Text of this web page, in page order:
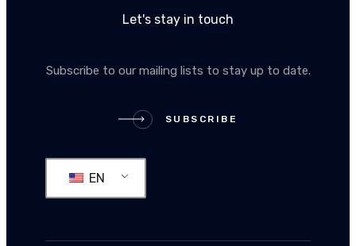
Let's stay in touch
Subscribe to our mailing lists to stay up to date.
SUBSCRIBE
EN